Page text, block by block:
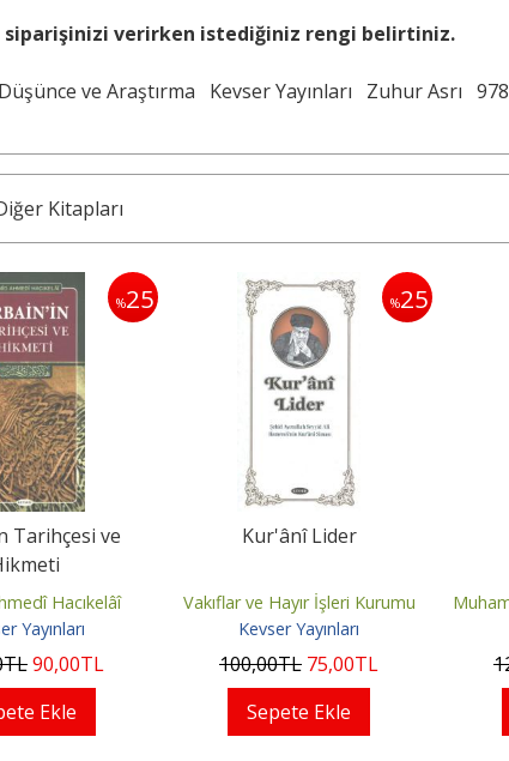
verirken istediğiniz rengi belirtiniz.
Düşünce ve Araştırma Kevser Yayınları Zuhur Asrı
Kitapları
%25
Tarihçesi ve
Hacıkelâî
Yayınları
TL90,00TL
Ekle
%25
Kur'ânî Lider
Vakıflar ve Hayır İşleri Kurumu
Kevser Yayınları
100,00TL 75,00TL
Sepete Ekle